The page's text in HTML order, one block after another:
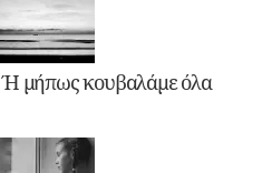
Ή μήπως κουβαλάμε όλα